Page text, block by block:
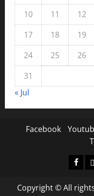
10
11 12
17
18 19
24
25 26
31
« Jul
Facebook
Copyright © All